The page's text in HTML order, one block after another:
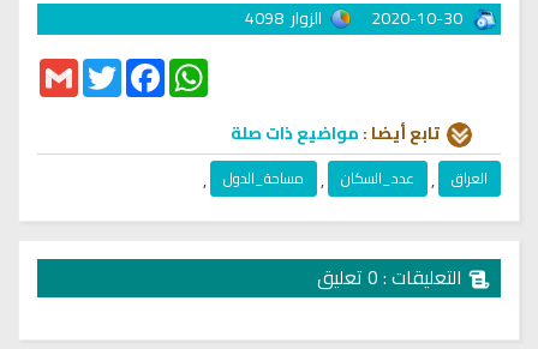
الزوار
GmailTwitterFacebookWhatsApp
تابع أيضا :مواضيع ذات صلة
العراق , عدد_السكان , مساحة_الدول ,
التعليقات : 0 تعليق